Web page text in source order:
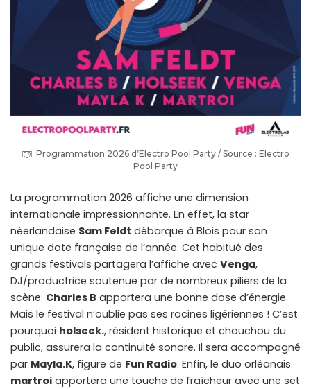
Programmation 2026 d’Electro Pool Party / Source : Electro
Pool Party
La programmation 2026 affiche une dimension
internationale impressionnante. En effet, la star
néerlandaise Sam Feldt débarque à Blois pour son
unique date française de l’année. Cet habitué des
grands festivals partagera l’affiche avec Venga,
DJ/productrice soutenue par de nombreux piliers de la
scène. Charles B apportera une bonne dose d’énergie.
Mais le festival n’oublie pas ses racines ligériennes ! C’est
pourquoi holseek., résident historique et chouchou du
public, assurera la continuité sonore. Il sera accompagné
par Mayla.K, figure de Fun Radio. Enfin, le duo orléanais
martroi apportera une touche de fraîcheur avec une set